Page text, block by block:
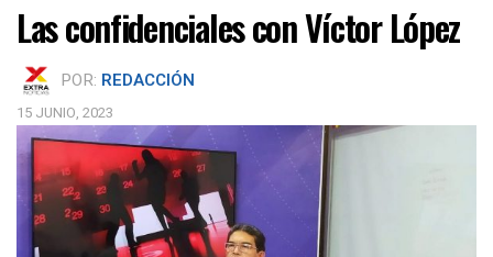
Las confidenciales con Víctor López
POR: REDACCIÓN
15 JUNIO, 2023